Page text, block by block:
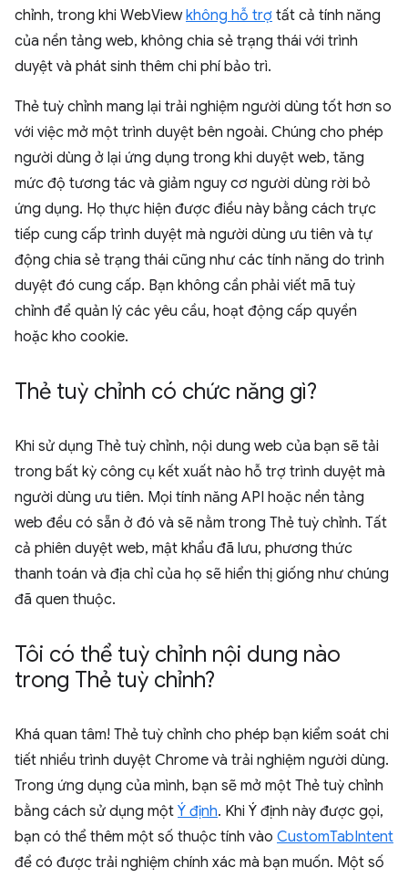
chỉnh, trong khi WebViewkhông hỗ trợ tất cả tính năng
của nền tảng web, không chia sẻ trạng thái với trình
duyệt và phát sinh thêm chi phí bảo trì.
Thẻ tuỳ chỉnh mang lại trải nghiệm người dùng tốt hơn so
với việc mở một trình duyệt bên ngoài. Chúng cho phép
người dùng ở lại ứng dụng trong khi duyệt web, tăng
mức độ tương tác và giảm nguy cơ người dùng rời bỏ
ứng dụng. Họ thực hiện được điều này bằng cách trực
tiếp cung cấp trình duyệt mà người dùng ưu tiên và tự
động chia sẻ trạng thái cũng như các tính năng do trình
duyệt đó cung cấp. Bạn không cần phải viết mã tuỳ
chỉnh để quản lý các yêu cầu, hoạt động cấp quyền
hoặc kho cookie.
Thẻ tuỳ chỉnh có chức năng gì?
Khi sử dụng Thẻ tuỳ chỉnh, nội dung web của bạn sẽ tải
trong bất kỳ công cụ kết xuất nào hỗ trợ trình duyệt mà
người dùng ưu tiên. Mọi tính năng API hoặc nền tảng
web đều có sẵn ở đó và sẽ nằm trong Thẻ tuỳ chỉnh. Tất
cả phiên duyệt web, mật khẩu đã lưu, phương thức
thanh toán và địa chỉ của họ sẽ hiển thị giống như chúng
đã quen thuộc.
Tôi có thể tuỳ chỉnh nội dung nào
trong Thẻ tuỳ chỉnh?
Khá quan tâm! Thẻ tuỳ chỉnh cho phép bạn kiểm soát chi
tiết nhiều trình duyệt Chrome và trải nghiệm người dùng.
Trong ứng dụng của mình, bạn sẽ mở một Thẻ tuỳ chỉnh
bằng cách sử dụng một Ý định. Khi Ý định này được gọi,
bạn có thể thêm một số thuộc tính vào CustomTabIntent
để có được trải nghiệm chính xác mà bạn muốn. Một số